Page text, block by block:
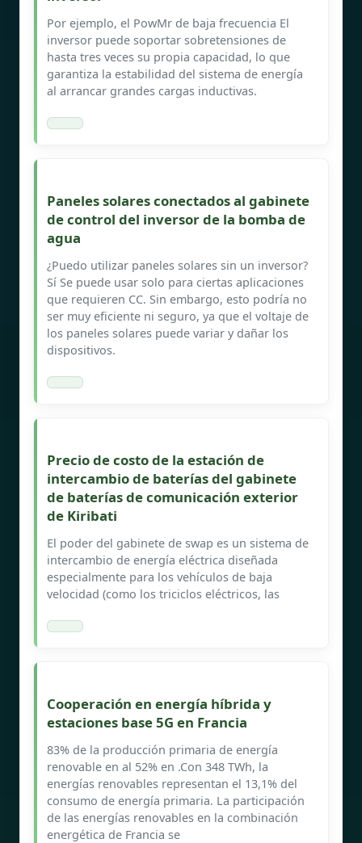
Por ejemplo, el PowMr de baja frecuencia El
inversor puede soportar sobretensiones de
hasta tres veces su propia capacidad, lo que
garantiza la estabilidad del sistema de energía
al arrancar grandes cargas inductivas.
Paneles solares conectados al gabinete
de control del inversor de la bomba de
agua
¿Puedo utilizar paneles solares sin un inversor?
Sí Se puede usar solo para ciertas aplicaciones
que requieren CC. Sin embargo, esto podría no
ser muy eficiente ni seguro, ya que el voltaje de
los paneles solares puede variar y dañar los
dispositivos.
Precio de costo de la estación de
intercambio de baterías del gabinete
de baterías de comunicación exterior
de Kiribati
El poder del gabinete de swap es un sistema de
intercambio de energía eléctrica diseñada
especialmente para los vehículos de baja
velocidad (como los triciclos eléctricos, las
Cooperación en energía híbrida y
estaciones base 5G en Francia
83% de la producción primaria de energía
renovable en al 52% en .Con 348 TWh, la
energías renovables representan el 13,1% del
consumo de energía primaria. La participación
de las energías renovables en la combinación
energética de Francia se